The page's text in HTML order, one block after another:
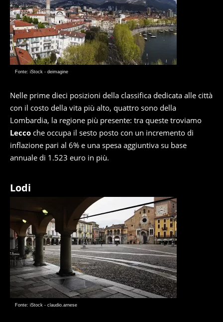
Fonte: iStock - deimagine
Nelle prime dieci posizioni della classifica dedicata alle città
con il costo della vita più alto, quattro sono della
Lombardia, la regione più presente: tra queste troviamo
Lecco che occupa il sesto posto con un incremento di
inflazione pari al 6% e una spesa aggiuntiva su base
annuale di 1.523 euro in più.
Lodi
Fonte: iStock - claudio.arnese